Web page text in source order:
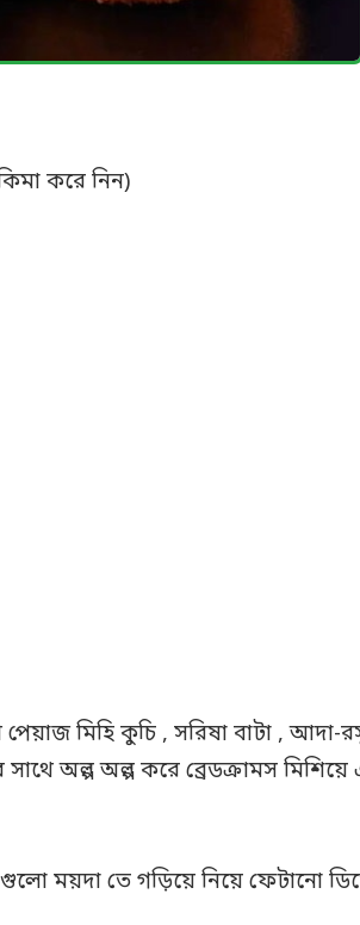
করে নিন)
মিহি কুচি , সরিষা বাটা , আদা-
অল্প অল্প করে ব্রেডক্রামস
ময়দা তে গড়িয়ে নিয়ে ফেটানো